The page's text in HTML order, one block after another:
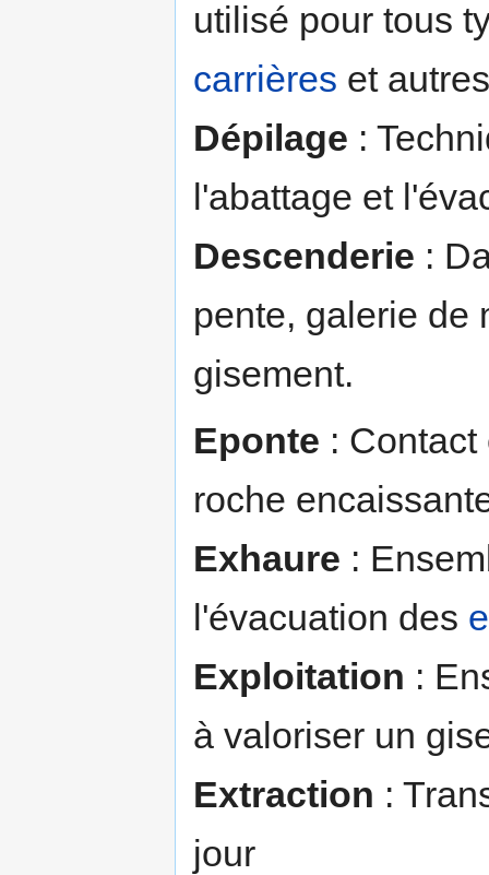
utilisé pour tous
carrières et
Dépilage :
l'abattage et
Descenderie :
pente, galerie de
gisement.
Eponte :
roche
Exhaure :
l'évacuation des
Exploitation :
à valoriser un
Extraction :
jour